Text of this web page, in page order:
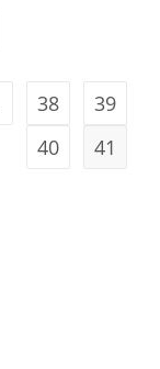
38
39
40
41